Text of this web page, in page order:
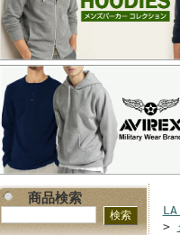
商品検索
>